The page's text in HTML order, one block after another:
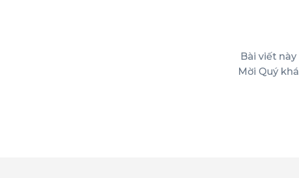
Bài viết
Mời Quý